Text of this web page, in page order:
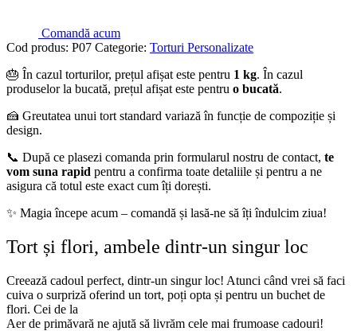
Comandă acum
Cod produs: P07 Categorie: Torturi Personalizate
🎂 În cazul torturilor, prețul afișat este pentru 1 kg. În cazul
produselor la bucată, prețul afișat este pentru o bucată.
🍰 Greutatea unui tort standard variază în funcție de compoziție și
design.
📞 După ce plasezi comanda prin formularul nostru de contact, te
vom suna rapid pentru a confirma toate detaliile și pentru a ne
asigura că totul este exact cum îți dorești.
✨ Magia începe acum – comandă și lasă-ne să îți îndulcim ziua!
Tort și flori, ambele dintr-un singur loc
Creează cadoul perfect, dintr-un singur loc! Atunci când vrei să faci
cuiva o surpriză oferind un tort, poți opta și pentru un buchet de
flori. Cei de la
Aer de primăvară ne ajută să livrăm cele mai frumoase cadouri!